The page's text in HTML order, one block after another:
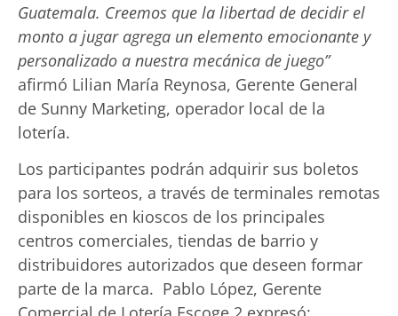
Guatemala. Creemos que la libertad de decidir el
monto a jugar agrega un elemento emocionante y
personalizado a nuestra mecánica de juego”
afirmó Lilian María Reynosa, Gerente General
de Sunny Marketing, operador local de la
lotería.
Los participantes podrán adquirir sus boletos
para los sorteos, a través de terminales remotas
disponibles en kioscos de los principales
centros comerciales, tiendas de barrio y
distribuidores autorizados que deseen formar
parte de la marca. Pablo López, Gerente